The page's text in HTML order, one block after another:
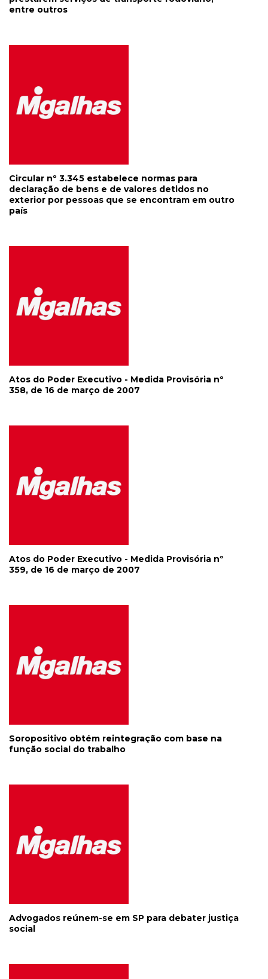
entre outros
Circular nº 3.345 estabelece normas para
declaração de bens e de valores detidos no
exterior por pessoas que se encontram em outro
país
Atos do Poder Executivo - Medida Provisória nº
358, de 16 de março de 2007
Atos do Poder Executivo - Medida Provisória nº
359, de 16 de março de 2007
Soropositivo obtém reintegração com base na
função social do trabalho
Advogados reúnem-se em SP para debater justiça
social